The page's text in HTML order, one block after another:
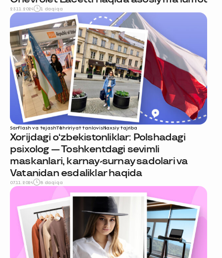
25.11.2024 1 daqiqa
Sarflash va tejashTahririyat tanlovishaxsiy tajriba
Xorijdagi o‘zbekistonliklar: Polshadagi
psixolog — Toshkentdagi sevimli
maskanlari, karnay-surnay sadolari va
Vatanidan esdaliklar haqida
07.11.2024 8 daqiqa